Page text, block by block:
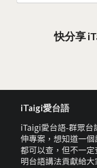
快分享
iTaigi愛台語
iTaigi愛台語-群眾台
伸專案，想知道一
都可以查，但不一
明台語講法貢獻給